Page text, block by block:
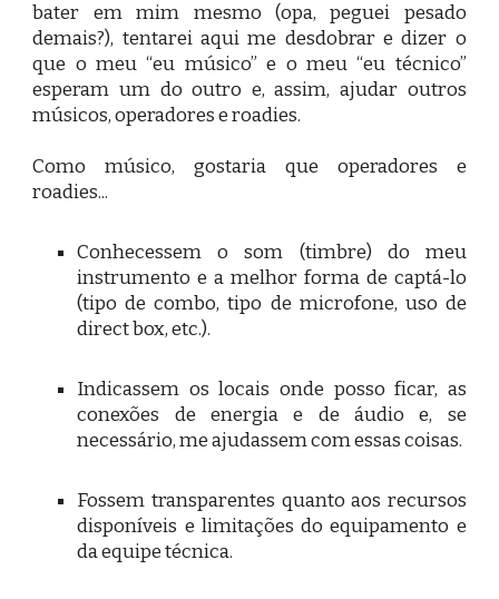
bater em mim mesmo (opa, peguei pesado
demais?), tentarei aqui me desdobrar e dizer o
que o meu “eu músico” e o meu “eu técnico”
esperam um do outro e, assim, ajudar outros
músicos, operadores e roadies.
Como músico, gostaria que operadores e
roadies...
Conhecessem o som (timbre) do meu
instrumento e a melhor forma de captá-lo
(tipo de combo, tipo de microfone, uso de
direct box, etc.).
Indicassem os locais onde posso ficar, as
conexões de energia e de áudio e, se
necessário, me ajudassem com essas coisas.
Fossem transparentes quanto aos recursos
disponíveis e limitações do equipamento e
da equipe técnica.